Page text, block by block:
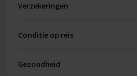
Verzekeringen
Conditie op reis
Gezondheid